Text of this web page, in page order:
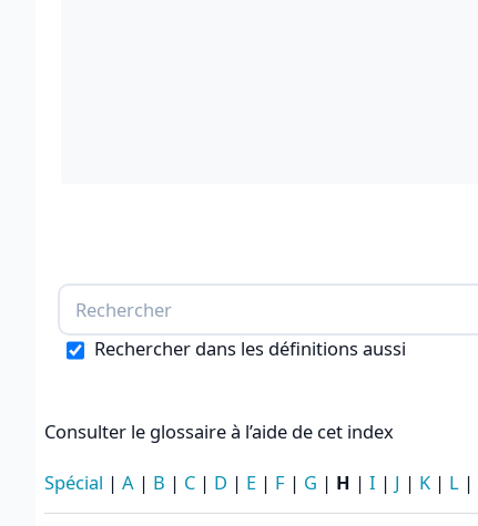
Rechercher dans les définitions aussi
Consulter le glossaire à l’aide de cet index
Spécial | A | B | C | D | E | F | G | H | I | J | K | L |